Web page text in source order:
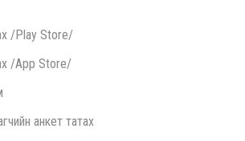
/Play Store/
/App Store/
анкет татах